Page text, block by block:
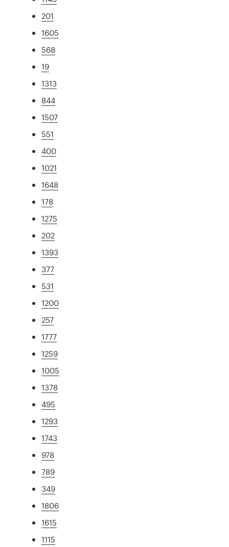
201
1605
568
19
1313
844
1507
551
400
1021
1648
178
1275
202
1393
377
531
1200
257
1777
1259
1005
1378
495
1293
1743
978
789
349
1806
1615
1115